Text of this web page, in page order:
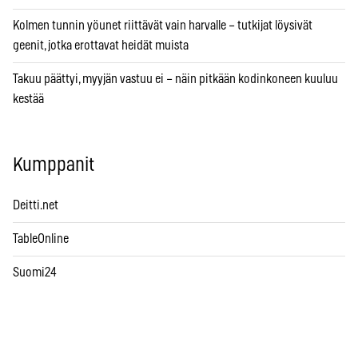
Kolmen tunnin yöunet riittävät vain harvalle – tutkijat löysivät
geenit, jotka erottavat heidät muista
Takuu päättyi, myyjän vastuu ei – näin pitkään kodinkoneen kuuluu
kestää
Kumppanit
Deitti.net
TableOnline
Suomi24